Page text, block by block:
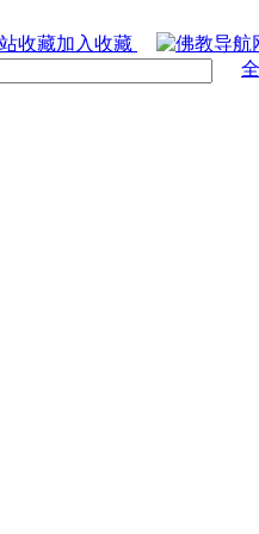
加入收藏